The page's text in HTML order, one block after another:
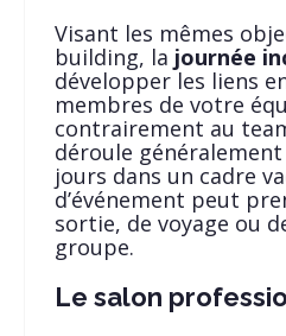
Visant les mêmes
building, la journée
développer les liens
membres de votre
contrairement au
déroule
jours dans un cadre
d’événement peut
sortie, de voyage ou
groupe.
Le salon